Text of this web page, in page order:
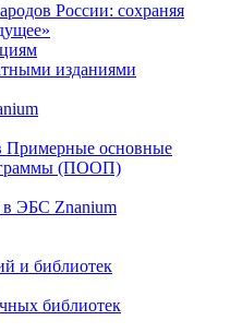
России: сохраняя
изданиями
Примерные основные
(ПООП)
в ЭБС Znanium
и библиотек
библиотек